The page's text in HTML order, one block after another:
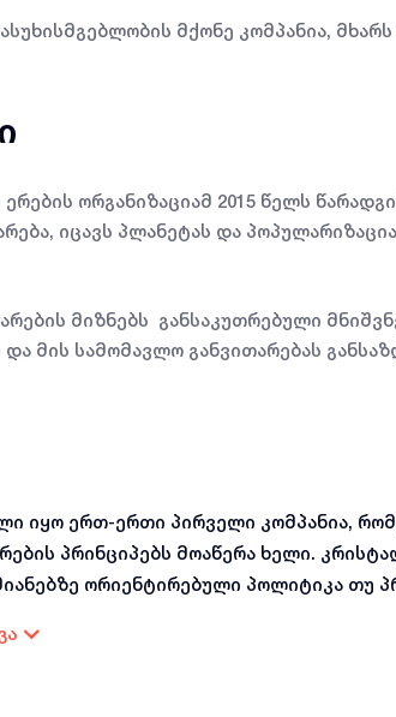
მქონე კომპანია,
ორგანიზაციამ 2015 წელს
იცავს პლანეტას და
მიზნებს განსაკუთრებული
მის სამომავლო განვითარებას
იყო ერთ-ერთი პირველი კომპანია,
პრინციპებს მოაწერა ხელი.
ორიენტირებული პოლიტიკა თუ
კრისტალი, ტრენინგების, სემინარების,